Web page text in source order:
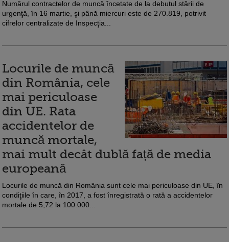
Numărul contractelor de muncă încetate de la debutul stării de
urgenţă, în 16 martie, şi până miercuri este de 270.819, potrivit
cifrelor centralizate de Inspecţia...
Locurile de muncă
din România, cele
mai periculoase
din UE. Rata
accidentelor de
muncă mortale,
mai mult decât dublă față de media
europeană
Locurile de muncă din România sunt cele mai periculoase din UE, în
condiţiile în care, în 2017, a fost înregistrată o rată a accidentelor
mortale de 5,72 la 100.000...